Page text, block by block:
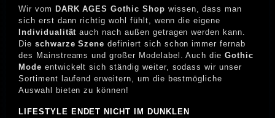
Wir vom DARK AGES Gothic Shop wissen, dass man
sich erst dann richtig wohl fühlt, wenn die eigene
Individualität auch nach außen getragen werden kann.
Die schwarze Szene definiert sich schon immer fernab
des Mainstreams und großer Modelabel. Auch dieGothic
Mode entwickelt sich ständig weiter, sodass wir unser
Sortiment laufend erweitern, um die bestmögliche
Auswahl bieten zu können!
LIFESTYLE ENDET NICHT IM DUNKLEN